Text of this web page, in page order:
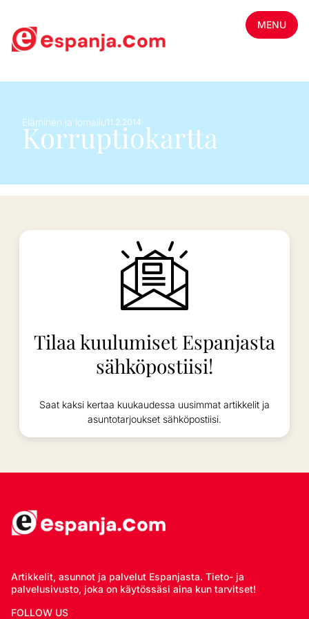
MENU
Eläminen ja lomailu11.2.2014
Korruptiokartta
Tilaa kuulumiset Espanjasta
sähköpostiisi!
Saat kaksi kertaa kuukaudessa uusimmat artikkelit ja
asuntotarjoukset sähköpostiisi.
Artikkelit, asunnot ja palvelut Espanjasta. Tieto- ja
palvelusivusto, joka on käytössäsi aina kun tarvitset!
FOLLOW US